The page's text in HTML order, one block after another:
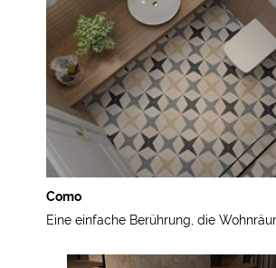
Como
Eine einfache Berührung, die